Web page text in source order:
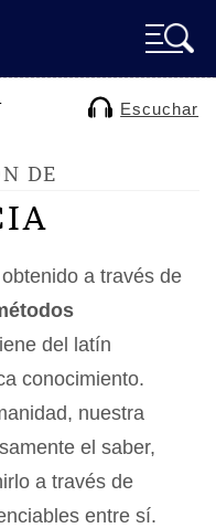
Escuchar
DE
obtenido a través de
del latín
conocimiento.
nuestra
el saber,
a través de
entre sí.